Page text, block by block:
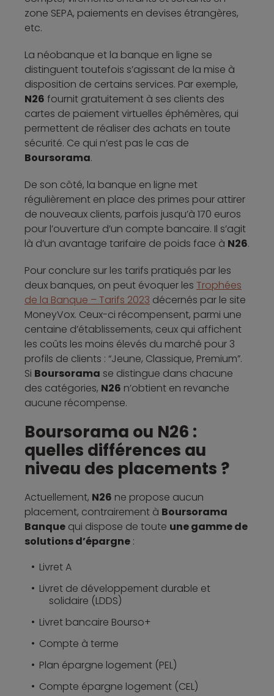
zone SEPA, paiements en devises étrangères,
etc.
La néobanque et la banque en ligne se
distinguent toutefois s’agissant de la mise à
disposition de certains services. Par exemple,
N26 fournit gratuitement à ses clients des
cartes de paiement virtuelles éphémères, qui
permettent de réaliser des achats en toute
sécurité. Ce qui n’est pas le cas de
Boursorama.
De son côté, la banque en ligne met
régulièrement en place des primes pour attirer
de nouveaux clients, parfois jusqu’à 170 euros
pour l’ouverture d’un compte bancaire. Il s’agit
là d’un avantage tarifaire de poids face à N26.
Pour conclure sur les tarifs pratiqués par les
deux banques, on peut évoquer les Trophées
de la Banque – Tarifs 2023 décernés par le site
MoneyVox. Ceux-ci récompensent, parmi une
centaine d’établissements, ceux qui affichent
les coûts les moins élevés du marché pour 3
profils de clients : “Jeune, Classique, Premium”.
Si Boursorama se distingue dans chacune
des catégories, N26 n’obtient en revanche
aucune récompense.
Boursorama ou N26 :
quelles différences au
niveau des placements ?
Actuellement, N26 ne propose aucun
placement, contrairement à Boursorama
Banque qui dispose de toute une gamme de
solutions d’épargne :
Livret A
Livret de développement durable et
solidaire (LDDS)
Livret bancaire Bourso+
Compte à terme
Plan épargne logement (PEL)
Compte épargne logement (CEL)